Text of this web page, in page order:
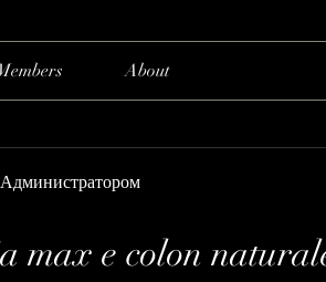
About
Администратором
max e colon